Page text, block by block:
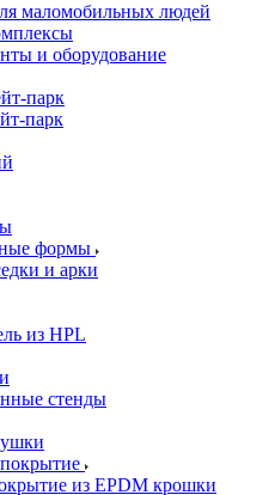
маломобильных людей
и оборудование
парк
парк
формы
и арки
из HPL
стенды
из EPDM крошки